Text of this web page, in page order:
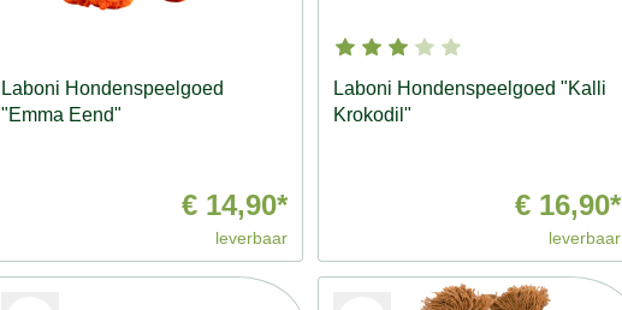
Laboni Hondenspeelgoed
"Emma Eend"
€ 14,90*
leverbaar
Laboni Hondenspeelgoed "Kalli
Krokodil"
€ 16,90*
leverbaar